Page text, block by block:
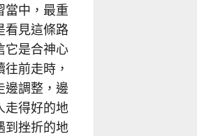
當中，最重
看見這條路
它是合神心
前走時，
邊調整，邊
走得好的地
到挫折的地